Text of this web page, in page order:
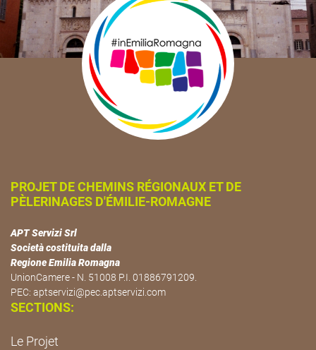
PROJET DE CHEMINS RÉGIONAUX ET DE
PÈLERINAGES D'ÉMILIE-ROMAGNE
APT Servizi Srl
Società costituita dalla
Regione Emilia Romagna
UnionCamere - N. 51008 P.I. 01886791209.
PEC: aptservizi@pec.aptservizi.com
SECTIONS:
Le Projet